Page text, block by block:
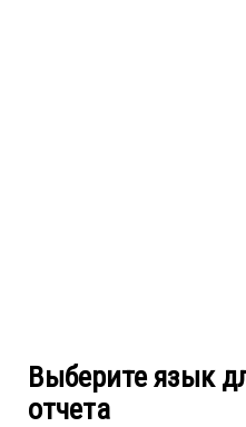
Выберите язык
отчета